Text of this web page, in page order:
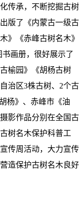
传承，不断挖掘古树
版了《内蒙古一级古
》《赤峰古树名木》
书画册，很好展示了
榆园》《胡杨古树
治区3株古树、2个古
杨》、赤峰市《油
影作品分别在全国古
树名木保护科普工
传周活动，大力宣传
造保护古树名木良好